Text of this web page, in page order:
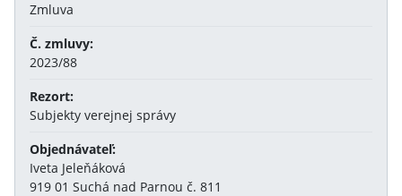
Zmluva
Č. zmluvy:
2023/88
Rezort:
Subjekty verejnej správy
Objednávateľ:
Iveta Jeleňáková
919 01 Suchá nad Parnou č. 811